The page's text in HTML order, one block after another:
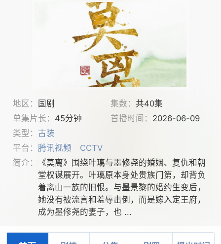
地区： 国剧 集数： 共40集
单集片长： 45分钟 首播时间： 2026-06-09
类型： 古装
平台： 腾讯视频
CCTV
简介：
《莫离》围绕叶璃与墨修尧的婚姻、复仇和朝
堂权谋展开。叶璃原本身处贵族门第，却背负
着离山一族的旧恨。与墨景黎的婚约生变后，
她没有被流言和羞辱击倒，而是嫁入定王府，
成为墨修尧的妻子，也 ...